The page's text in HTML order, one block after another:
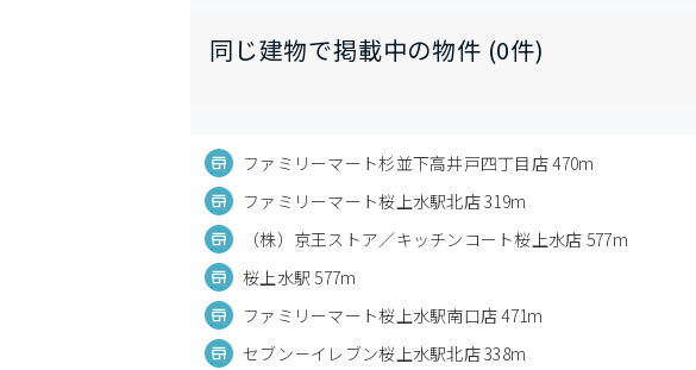
同じ建物で掲載中の物件 (0件)
ファミリーマート杉並下高井戸四丁目店 470m
ファミリーマート桜上水駅北店 319m
（株）京王ストア／キッチンコート桜上水店 577m
桜上水駅 577m
ファミリーマート桜上水駅南口店 471m
セブン－イレブン桜上水駅北店 338m